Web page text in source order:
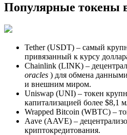
Популярные токены
Tether (USDT) – самый
привязанный к курсу
Chainlink (LINK) –
oracles ) для обмена
и внешним миром.
Uniswap (UNI) – токен
капитализацией более $8,1
Wrapped Bitcoin (WBTC) –
Aave (AAVE) –
криптокредитования.